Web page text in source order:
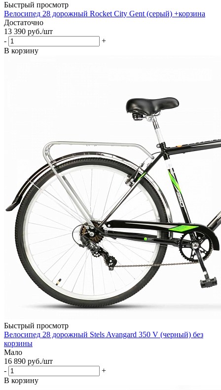
Быстрый просмотр
Велосипед 28 дорожный Rocket City Gent (серый) +корзина
Достаточно
13 390 руб./шт
-
+
В корзину
Быстрый просмотр
Велосипед 28 дорожный Stels Avangard 350 V (черный) без
корзины
Мало
16 890 руб./шт
-
+
В корзину